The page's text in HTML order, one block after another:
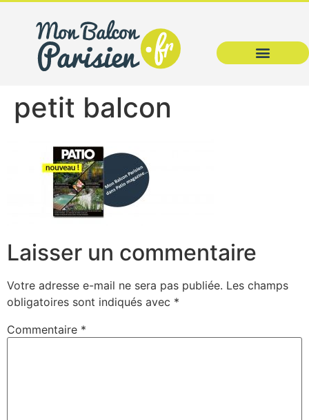
petit balcon
Laisser un commentaire
Votre adresse e-mail ne sera pas publiée. Les champs
obligatoires sont indiqués avec *
Commentaire *